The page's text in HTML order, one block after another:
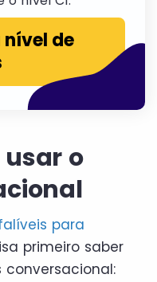
nível de
o
para
primeiro saber